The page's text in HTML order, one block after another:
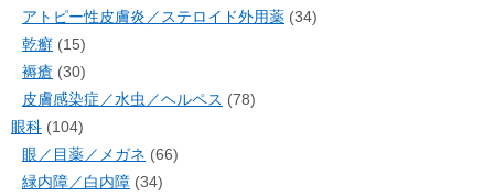
アトピー性皮膚炎／ステロイド外用薬 (34)
乾癬 (15)
褥瘡 (30)
皮膚感染症／水虫／ヘルペス (78)
眼科 (104)
眼／目薬／メガネ (66)
緑内障／白内障 (34)